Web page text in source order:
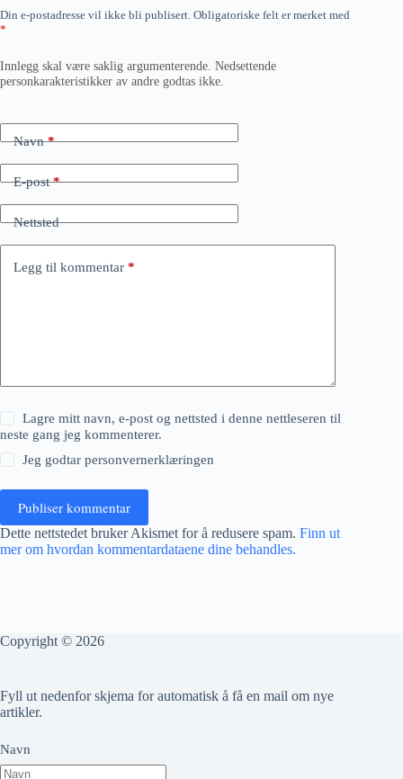
Din e-postadresse vil ikke bli publisert. Obligatoriske felt er merket med
*
Innlegg skal være saklig argumenterende. Nedsettende
personkarakteristikker av andre godtas ikke.
Navn*
E-post*
Nettsted
Legg til kommentar *
Lagre mitt navn, e-post og nettsted i denne nettleseren til
neste gang jeg kommenterer.
Jeg godtarpersonvernerklæringen
Publiser kommentar
Dette nettstedet bruker Akismet for å redusere spam. Finn ut
mer om hvordan kommentardataene dine behandles.
Copyright © 2026
Fyll ut nedenfor skjema for automatisk å få en mail om nye
artikler.
Navn